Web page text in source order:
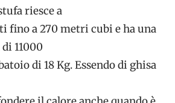
riesce a
fino a 270 metri cubi e ha una
11000
di 18 Kg. Essendo di ghisa